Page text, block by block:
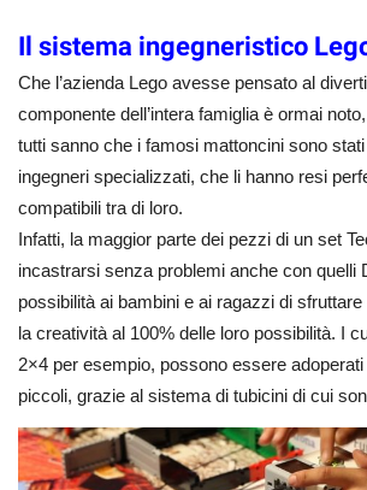
Il sistema ingegneristico
Che l’azienda Lego avesse pensato al
componente dell’intera famiglia è ormai
tutti sanno che i famosi mattoncini sono
ingegneri specializzati, che li hanno resi
compatibili tra di loro.
Infatti, la maggior parte dei pezzi di un set
incastrarsi senza problemi anche con quelli
possibilità ai bambini e ai ragazzi di
la creatività al 100% delle loro possibilità. I
2×4 per esempio, possono essere
piccoli, grazie al sistema di tubicini di cui